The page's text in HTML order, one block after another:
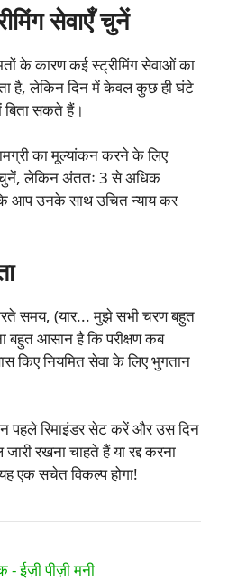
सेवाएँ चुनें
के कारण कई स्ट्रीमिंग सेवाओं का
है, लेकिन दिन में केवल कुछ ही घंटे
बिता सकते हैं।
का मूल्यांकन करने के लिए
चुनें, लेकिन अंततः 3 से अधिक
आप उनके साथ उचित न्याय कर
समय, (यार... मुझे सभी चरण बहुत
बहुत आसान है कि परीक्षण कब
किए नियमित सेवा के लिए भुगतान
पहले रिमाइंडर सेट करें और उस दिन
रखना चाहते हैं या रद्द करना
एक सचेत विकल्प होगा!